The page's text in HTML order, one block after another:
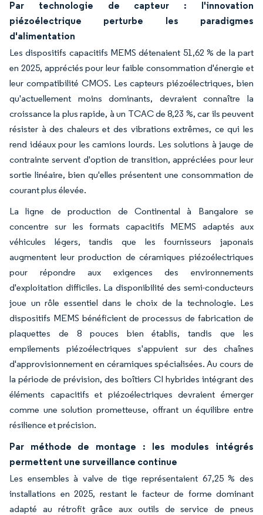
Par technologie de capteur : l'innovation
piézoélectrique perturbe les paradigmes
d'alimentation
Les dispositifs capacitifs MEMS détenaient 51,62 % de la part
en 2025, appréciés pour leur faible consommation d'énergie et
leur compatibilité CMOS. Les capteurs piézoélectriques, bien
qu'actuellement moins dominants, devraient connaître la
croissance la plus rapide, à un TCAC de 8,23 %, car ils peuvent
résister à des chaleurs et des vibrations extrêmes, ce qui les
rend idéaux pour les camions lourds. Les solutions à jauge de
contrainte servent d'option de transition, appréciées pour leur
sortie linéaire, bien qu'elles présentent une consommation de
courant plus élevée.
La ligne de production de Continental à Bangalore se
concentre sur les formats capacitifs MEMS adaptés aux
véhicules légers, tandis que les fournisseurs japonais
augmentent leur production de céramiques piézoélectriques
pour répondre aux exigences des environnements
d'exploitation difficiles. La disponibilité des semi-conducteurs
joue un rôle essentiel dans le choix de la technologie. Les
dispositifs MEMS bénéficient de processus de fabrication de
plaquettes de 8 pouces bien établis, tandis que les
empilements piézoélectriques s'appuient sur des chaînes
d'approvisionnement en céramiques spécialisées. Au cours de
la période de prévision, des boîtiers CI hybrides intégrant des
éléments capacitifs et piézoélectriques devraient émerger
comme une solution prometteuse, offrant un équilibre entre
résilience et précision.
Par méthode de montage : les modules intégrés
permettent une surveillance continue
Les ensembles à valve de tige représentaient 67,25 % des
installations en 2025, restant le facteur de forme dominant
adapté au rétrofit grâce aux outils de service de pneus